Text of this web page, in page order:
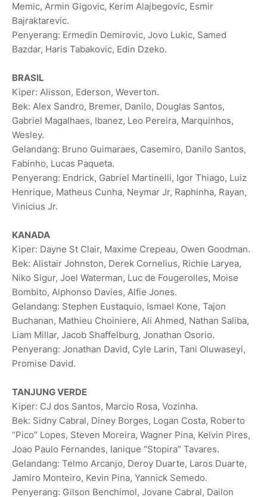
Memic, Armin Gigovic, Kerim Alajbegovic, Esmir
Bajraktarevic.
Penyerang: Ermedin Demirovic, Jovo Lukic, Samed
Bazdar, Haris Tabakovic, Edin Dzeko.
BRASIL
Kiper: Alisson, Ederson, Weverton.
Bek: Alex Sandro, Bremer, Danilo, Douglas Santos,
Gabriel Magalhaes, Ibanez, Leo Pereira, Marquinhos,
‌Wesley.
Gelandang: ‌Bruno Guimaraes, Casemiro, Danilo Santos,
Fabinho, Lucas Paqueta.
Penyerang: Endrick, Gabriel Martinelli, Igor Thiago, Luiz
Henrique, Matheus Cunha, Neymar Jr, Raphinha, Rayan,
Vinicius Jr.
KANADA
Kiper: Dayne St Clair, Maxime Crepeau, Owen Goodman.
Bek: Alistair Johnston, Derek Cornelius, Richie Laryea,
Niko Sigur, Joel Waterman, Luc de Fougerolles, Moise
Bombito, Alphonso Davies, Alfie Jones.
Gelandang: Stephen Eustaquio, Ismael Kone, Tajon
Buchanan, Mathieu Choiniere, Ali Ahmed, Nathan Saliba,
Liam Millar, Jacob Shaffelburg, Jonathan Osorio.
Penyerang: Jonathan David, Cyle Larin, Tani Oluwaseyi,
Promise David.
TANJUNG VERDE
Kiper: CJ dos Santos, Marcio Rosa, Vozinha.
Bek: Sidny Cabral, Diney Borges, Logan Costa, Roberto
“Pico” Lopes, Steven Moreira, Wagner Pina, Kelvin Pires,
Joao Paulo Fernandes, Ianique “Stopira” Tavares.
Gelandang: Telmo Arcanjo, Deroy Duarte, Laros Duarte,
Jamiro Monteiro, Kevin Pina, ‌Yannick ‌Semedo.
Penyerang: Gilson Benchimol, Jovane Cabral, Dailon